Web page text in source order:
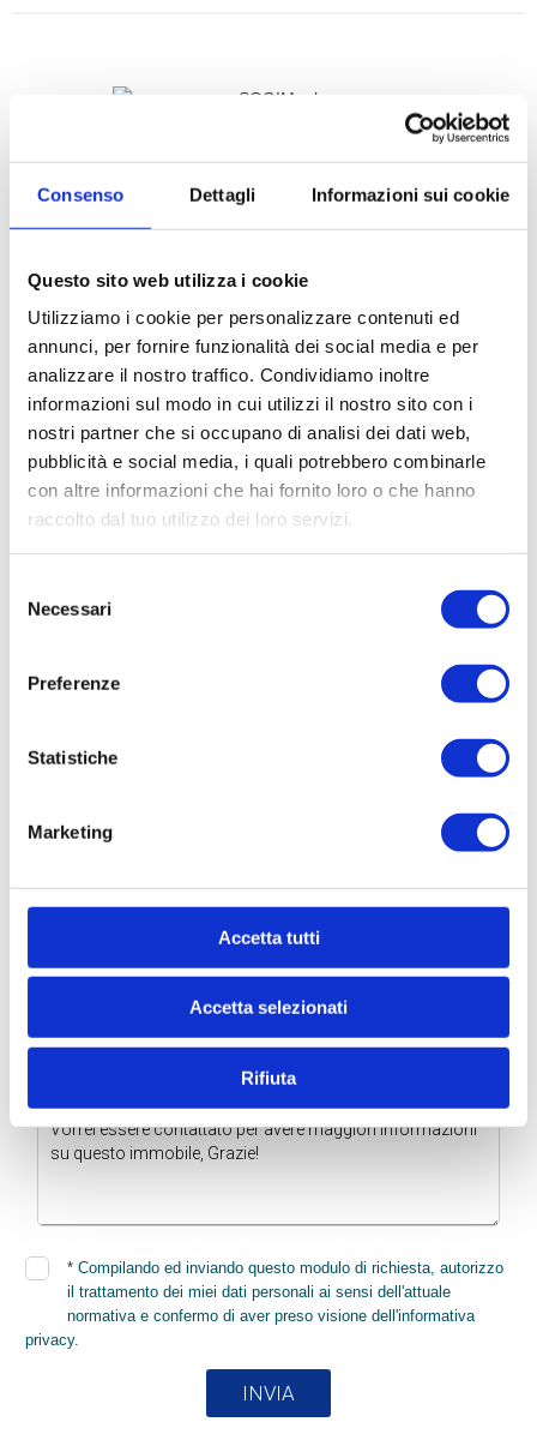
Consenso Dettagli Informazioni sui cookie
Questo sito web utilizza i cookie
Utilizziamo i cookie per personalizzare contenuti ed
annunci, per fornire funzionalità dei social media e per
analizzare il nostro traffico. Condividiamo inoltre
informazioni sul modo in cui utilizzi il nostro sito con i
nostri partner che si occupano di analisi dei dati web,
pubblicità e social media, i quali potrebbero combinarle
con altre informazioni che hai fornito loro o che hanno
raccolto dal tuo utilizzo dei loro servizi.
delNecessari
Preferenze
Statistiche
Marketing
Accetta tutti
Accetta selezionati
Rifiuta
SOGIM SRL
P.IVA: 06407680963
richieste@sogim.net
02660709 ...
Cognome
*Compilando ed inviando questo modulo di richiesta, autorizzo
il trattamento dei miei dati personali ai sensi dell'attuale
normativa e confermo di aver preso visione dell'informativa
privacy.
INVIA